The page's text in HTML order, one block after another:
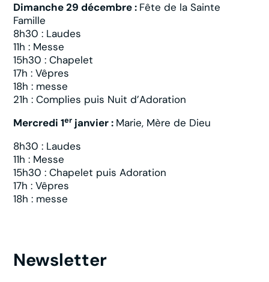
Dimanche 29 décembre : Fête de la Sainte
Famille
8h30 : Laudes
11h : Messe
15h30 : Chapelet
17h : Vêpres
18h : messe
21h : Complies puis Nuit d’Adoration
Mercredi 1er janvier : Marie, Mère de Dieu
8h30 : Laudes
11h : Messe
15h30 : Chapelet puis Adoration
17h : Vêpres
18h : messe
Newsletter